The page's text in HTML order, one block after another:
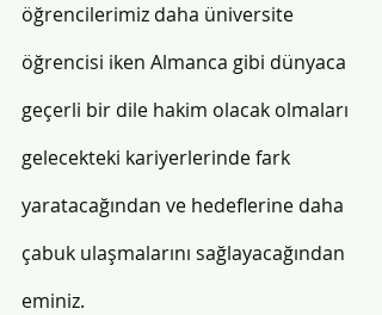
öğrencilerimiz daha üniversite
öğrencisi iken Almanca gibi dünyaca
geçerli bir dile hakim olacak olmaları
gelecekteki kariyerlerinde fark
yaratacağından ve hedeflerine daha
çabuk ulaşmalarını sağlayacağından
eminiz.